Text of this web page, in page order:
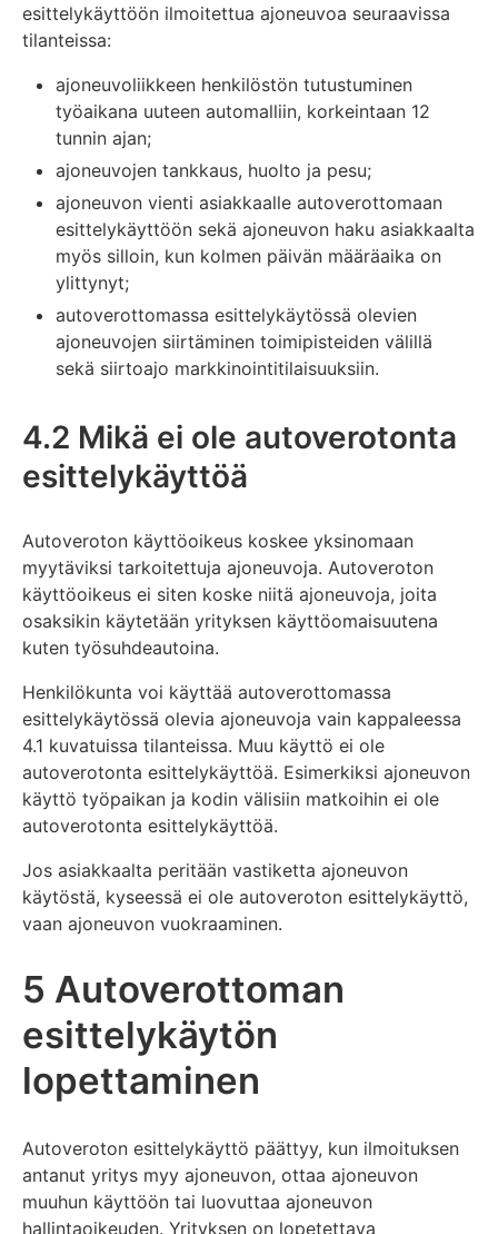
esittelykäyttöön ilmoitettua ajoneuvoa seuraavissa
tilanteissa:
ajoneuvoliikkeen henkilöstön tutustuminen
työaikana uuteen automalliin, korkeintaan 12
tunnin ajan;
ajoneuvojen tankkaus, huolto ja pesu;
ajoneuvon vienti asiakkaalle autoverottomaan
esittelykäyttöön sekä ajoneuvon haku asiakkaalta
myös silloin, kun kolmen päivän määräaika on
ylittynyt;
autoverottomassa esittelykäytössä olevien
ajoneuvojen siirtäminen toimipisteiden välillä
sekä siirtoajo markkinointitilaisuuksiin.
4.2 Mikä ei ole autoverotonta
esittelykäyttöä
Autoveroton käyttöoikeus koskee yksinomaan
myytäviksi tarkoitettuja ajoneuvoja. Autoveroton
käyttöoikeus ei siten koske niitä ajoneuvoja, joita
osaksikin käytetään yrityksen käyttöomaisuutena
kuten työsuhdeautoina.
Henkilökunta voi käyttää autoverottomassa
esittelykäytössä olevia ajoneuvoja vain kappaleessa
4.1 kuvatuissa tilanteissa. Muu käyttö ei ole
autoverotonta esittelykäyttöä. Esimerkiksi ajoneuvon
käyttö työpaikan ja kodin välisiin matkoihin ei ole
autoverotonta esittelykäyttöä.
Jos asiakkaalta peritään vastiketta ajoneuvon
käytöstä, kyseessä ei ole autoveroton esittelykäyttö,
vaan ajoneuvon vuokraaminen.
5 Autoverottoman
esittelykäytön
lopettaminen
Autoveroton esittelykäyttö päättyy, kun ilmoituksen
antanut yritys myy ajoneuvon, ottaa ajoneuvon
muuhun käyttöön tai luovuttaa ajoneuvon
hallintaoikeuden. Yrityksen on lopetettava